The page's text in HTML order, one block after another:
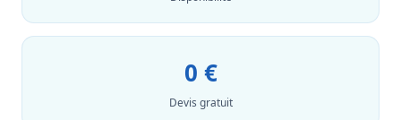
0 €
Devis gratuit